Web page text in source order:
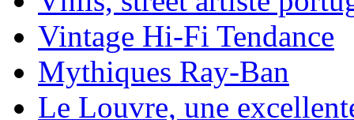
Vintage Hi-Fi Tendance
Mythiques Ray-Ban
Le Louvre, une